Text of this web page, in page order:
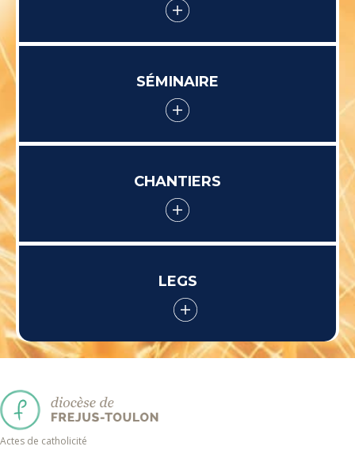
SÉMINAIRE
CHANTIERS
LEGS
Actes de catholicité